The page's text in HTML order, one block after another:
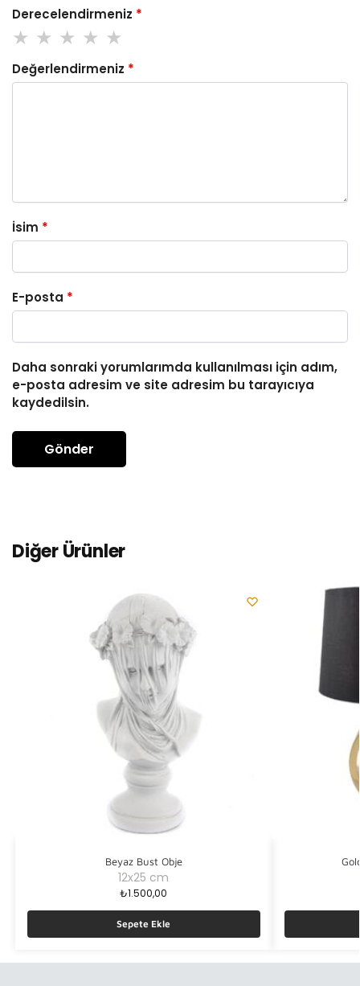
Derecelendirmeniz *
Değerlendirmeniz *
İsim *
E-posta *
Daha sonraki yorumlarımda kullanılması için adım,
e-posta adresim ve site adresim bu tarayıcıya
kaydedilsin.
Diğer Ürünler
Beyaz Bust Obje
12x25 cm
₺1.500,00
Sepete Ekle